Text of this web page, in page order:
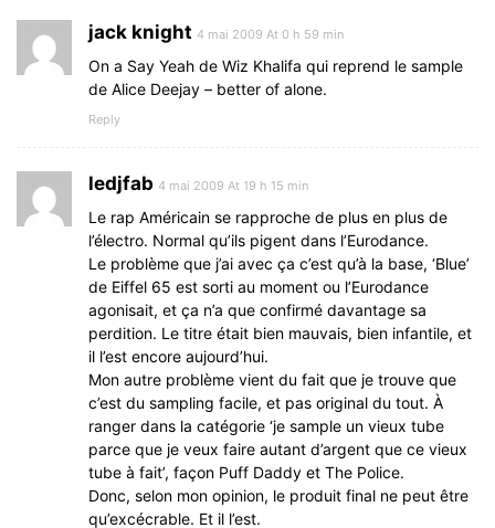
jack knight 4 mai 2009 At 0 h 59 min
On a Say Yeah de Wiz Khalifa qui reprend le sample
de Alice Deejay – better of alone.
Reply
ledjfab 4 mai 2009 At 19 h 15 min
Le rap Américain se rapproche de plus en plus de
l’électro. Normal qu’ils pigent dans l’Eurodance.
Le problème que j’ai avec ça c’est qu’à la base, ‘Blue’
de Eiffel 65 est sorti au moment ou l’Eurodance
agonisait, et ça n’a que confirmé davantage sa
perdition. Le titre était bien mauvais, bien infantile, et
il l’est encore aujourd’hui.
Mon autre problème vient du fait que je trouve que
c’est du sampling facile, et pas original du tout. À
ranger dans la catégorie ‘je sample un vieux tube
parce que je veux faire autant d’argent que ce vieux
tube à fait’, façon Puff Daddy et The Police.
Donc, selon mon opinion, le produit final ne peut être
qu’excécrable. Et il l’est.